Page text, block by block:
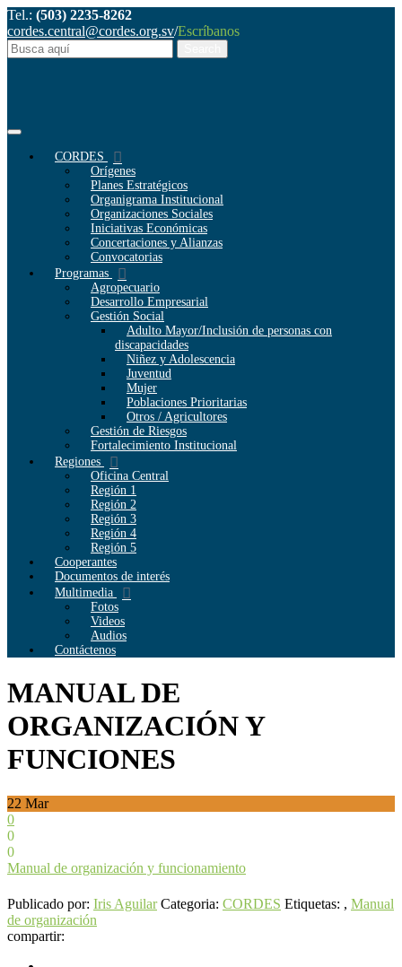
Tel.: (503) 2235-8262
cordes.central@cordes.org.sv/Escríbanos
CORDES
Orígenes
Planes Estratégicos
Organigrama Institucional
Organizaciones Sociales
Iniciativas Económicas
Concertaciones y Alianzas
Convocatorias
Programas
Agropecuario
Desarrollo Empresarial
Gestión Social
Adulto Mayor/Inclusión de personas con
discapacidades
Niñez y Adolescencia
Juventud
Mujer
Poblaciones Prioritarias
Otros / Agricultores
Gestión de Riesgos
Fortalecimiento Institucional
Regiones
Oficina Central
Región 1
Región 2
Región 3
Región 4
Región 5
Cooperantes
Documentos de interés
Multimedia
Fotos
Videos
Audios
Contáctenos
MANUAL DE
ORGANIZACIÓN Y
FUNCIONES
22 Mar
0
0
0
Manual de organización y funcionamiento
Publicado por: Iris Aguilar Categoria: CORDES Etiquetas: , Manual
de organización
compartir: